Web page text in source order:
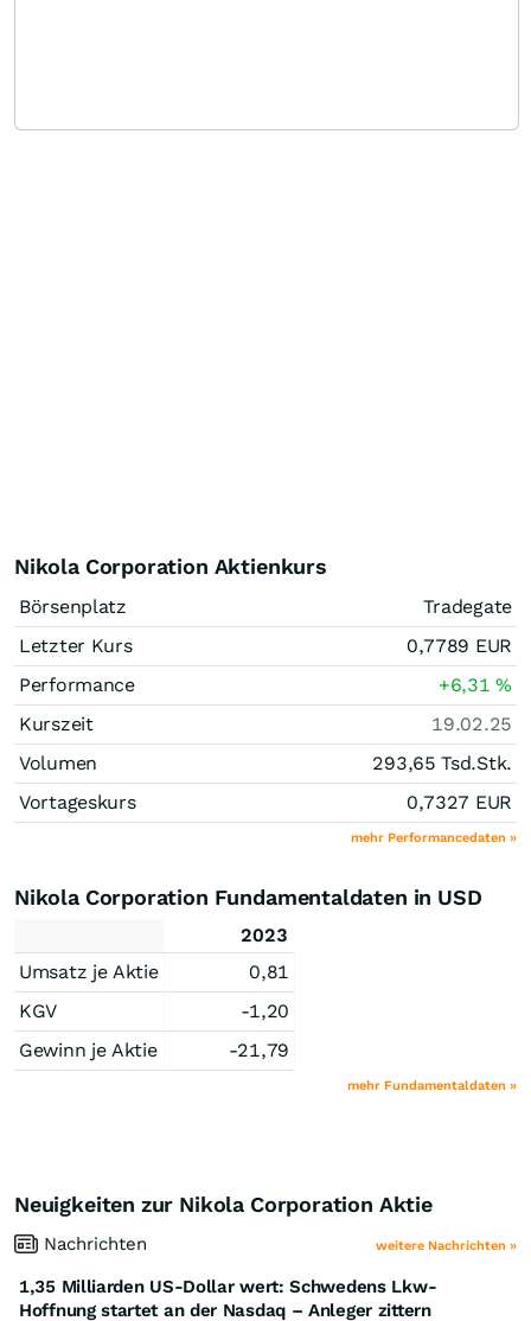
Nikola Corporation Aktienkurs
Börsenplatz
Tradegate
Letzter Kurs
0,7789 EUR
Performance
+6,31%
Kurszeit
19.02.25
Volumen
293,65 Tsd.Stk.
Vortageskurs
0,7327 EUR
mehr Performancedaten »
Nikola Corporation Fundamentaldaten in USD
2023
Umsatz je Aktie
0,81
KGV
-1,20
Gewinn je Aktie
-21,79
mehr Fundamentaldaten »
Neuigkeiten zur Nikola Corporation Aktie
Nachrichten weitere Nachrichten »
1,35 Milliarden US-Dollar wert: Schwedens Lkw-
Hoffnung startet an der Nasdaq – Anleger zittern